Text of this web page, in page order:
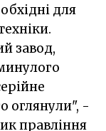
для
завод,
оглянули", -
правління